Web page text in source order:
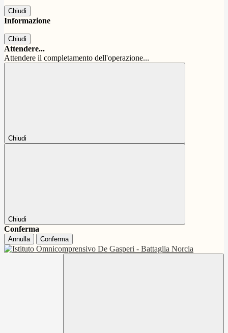
Chiudi
Informazione
Chiudi
Attendere...
Attendere il completamento dell'operazione...
Chiudi
Chiudi
Conferma
Annulla Conferma